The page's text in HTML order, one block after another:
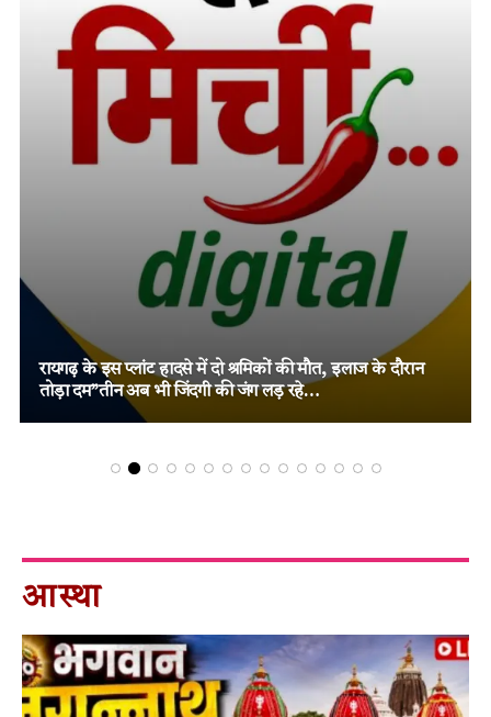
तमनार के चर्चित दोहरे हत्याकांड में चार आरोपियों को दो-दो आजीवन
कारावास, मजबूत विवेचना और पुख्ता साक्ष्यों पर न्यायालय का बड़ा
फैसला!
आस्था